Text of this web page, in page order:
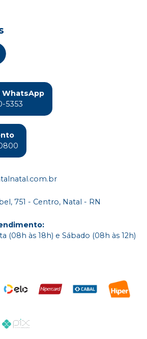
WhatsApp
5353
751 - Centro, Natal - RN
:
(08h às 18h) e Sábado (08h às 12h)